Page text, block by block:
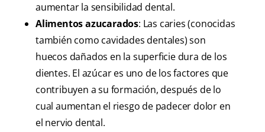
aumentar la sensibilidad dental.
Alimentos azucarados: Las caries (conocidas
también como cavidades dentales) son
huecos dañados en la superficie dura de los
dientes. El azúcar es uno de los factores que
contribuyen a su formación, después de lo
cual aumentan el riesgo de padecer dolor en
el nervio dental.